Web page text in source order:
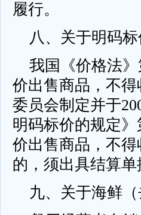
履行。
八、关于明码标
我国《价格法》
价出售商品，不
委员会制定并于
明码标价的规定
价出售商品，不
的，须出具结算
九、关于海鲜（